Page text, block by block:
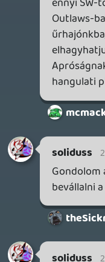
Halottnak a
Teljesen
hetedik
húzták a
egy olyan lassú
múlva nagyon
készülni.
- Sands of Time
rajta és talán
volt lelőni.
- Több open
fejlesztési
megy mellé, mint
service eleve nem
megy valahogy,
Mindenesetre
nyereségesek,
elhiszem nekik.